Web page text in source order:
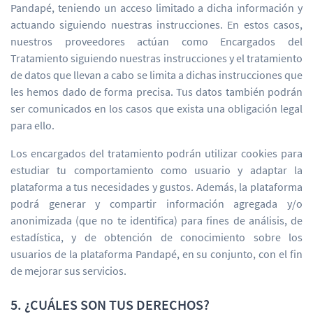
Pandapé, teniendo un acceso limitado a dicha información y
actuando siguiendo nuestras instrucciones. En estos casos,
nuestros proveedores actúan como Encargados del
Tratamiento siguiendo nuestras instrucciones y el tratamiento
de datos que llevan a cabo se limita a dichas instrucciones que
les hemos dado de forma precisa. Tus datos también podrán
ser comunicados en los casos que exista una obligación legal
para ello.
Los encargados del tratamiento podrán utilizar cookies para
estudiar tu comportamiento como usuario y adaptar la
plataforma a tus necesidades y gustos. Además, la plataforma
podrá generar y compartir información agregada y/o
anonimizada (que no te identifica) para fines de análisis, de
estadística, y de obtención de conocimiento sobre los
usuarios de la plataforma Pandapé, en su conjunto, con el fin
de mejorar sus servicios.
5. ¿CUÁLES SON TUS DERECHOS?